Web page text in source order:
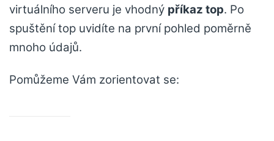
virtuálního serveru je vhodný příkaz top. Po
spuštění top uvidíte na první pohled poměrně
mnoho údajů.
Pomůžeme Vám zorientovat se: